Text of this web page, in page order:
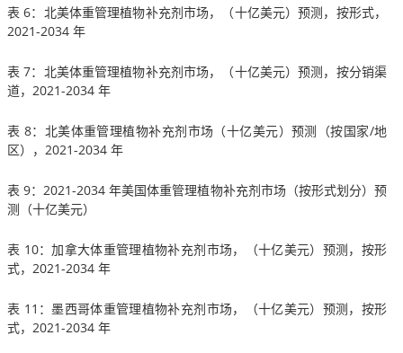
表 6：北美体重管理植物补充剂市场，（十亿美元）预测，按形式，
2021-2034 年
表 7：北美体重管理植物补充剂市场，（十亿美元）预测，按分销渠
道，2021-2034 年
表 8：北美体重管理植物补充剂市场（十亿美元）预测（按国家/地
区），2021-2034 年
表 9：2021-2034 年美国体重管理植物补充剂市场（按形式划分）预
测（十亿美元）
表 10：加拿大体重管理植物补充剂市场，（十亿美元）预测，按形
式，2021-2034 年
表 11：墨西哥体重管理植物补充剂市场，（十亿美元）预测，按形
式，2021-2034 年